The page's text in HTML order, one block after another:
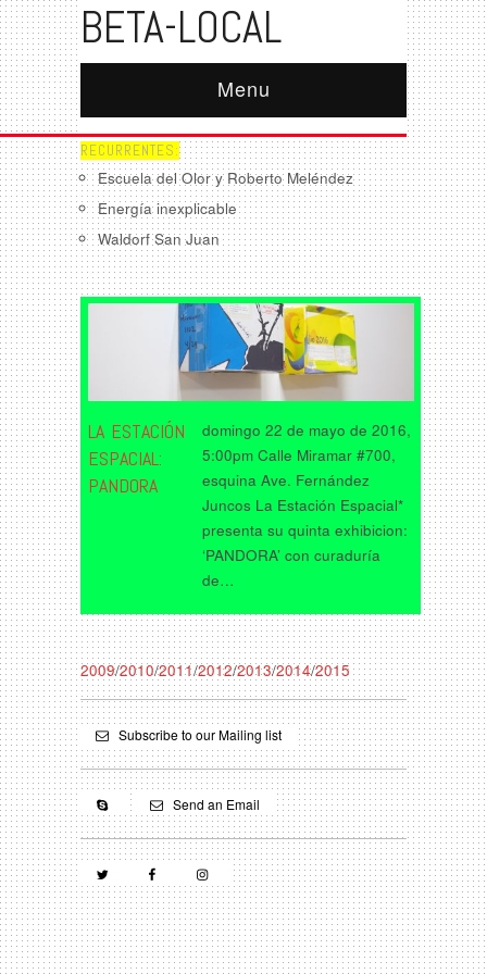
BETA-LOCAL
Menu
RECURRENTES:
Escuela del Olor y Roberto Meléndez
Energía inexplicable
Waldorf San Juan
LA ESTACIÓN
ESPACIAL:
PANDORA
domingo 22 de mayo de 2016,
5:00pm Calle Miramar #700,
esquina Ave. Fernández
Juncos La Estación Espacial*
presenta su quinta exhibicion:
‘PANDORA’ con curaduría
de…
2009/2010/2011/2012/2013/2014/2015
Subscribe to our Mailing list
Send an Email